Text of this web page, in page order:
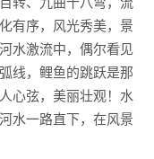
有序，风光秀美，景
水激流中，偶尔看见
线，鲤鱼的跳跃是那
心弦，美丽壮观！水
水一路直下，在风景